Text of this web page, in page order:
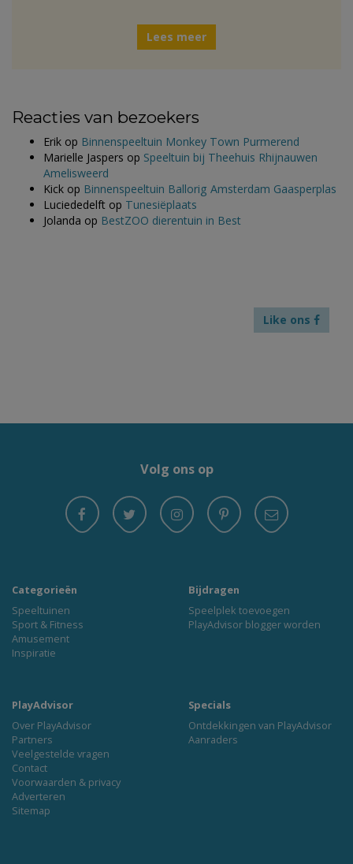
Lees meer
Reacties van bezoekers
Erik op Binnenspeeltuin Monkey Town Purmerend
Marielle Jaspers op Speeltuin bij Theehuis Rhijnauwen
Amelisweerd
Kick op Binnenspeeltuin Ballorig Amsterdam Gaasperplas
Luciededelft op Tunesiëplaats
Jolanda op BestZOO dierentuin in Best
Like ons
Volg ons op
Categorieën
Speeltuinen
Sport & Fitness
Amusement
Inspiratie
Bijdragen
Speelplek toevoegen
PlayAdvisor blogger worden
PlayAdvisor
Over PlayAdvisor
Partners
Veelgestelde vragen
Contact
Voorwaarden & privacy
Adverteren
Sitemap
Specials
Ontdekkingen van PlayAdvisor
Aanraders